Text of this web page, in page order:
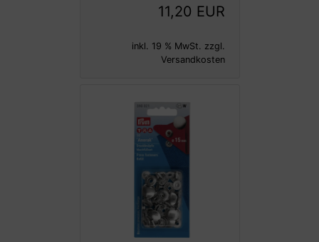
11,20 EUR
inkl. 19 % MwSt. zzgl.
Versandkosten